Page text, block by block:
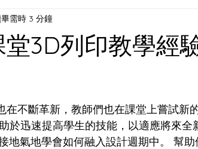
3D列印教學經
需時 3 分鐘
在不斷革新，教師們也在課堂上嘗試新
於迅速提高學生的技能，以適應將來全
地氣地學會如何融入設計週期中。 幫